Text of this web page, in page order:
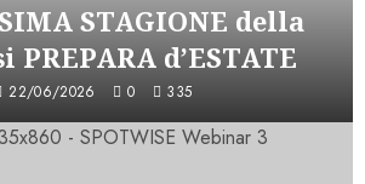
STAGIONE della
PREPARA d’ESTATE
22/06/2026 0 335